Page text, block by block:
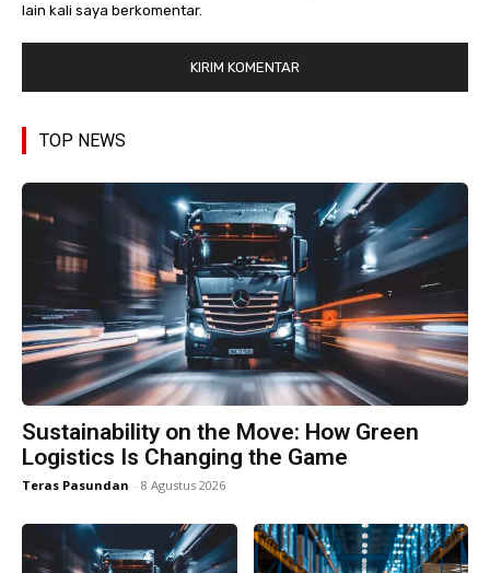
lain kali saya berkomentar.
TOP NEWS
Sustainability on the Move: How Green
Logistics Is Changing the Game
Teras Pasundan - 8 Agustus 2026